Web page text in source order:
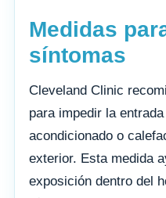
Medidas
síntomas
Cleveland Clinic
para impedir la
acondicionado o
exterior. Esta medida
exposición dentro del